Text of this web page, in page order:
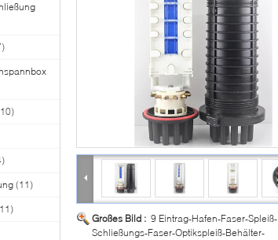
(11)
Großes Bild : 9 Eintrag-Hafen-Faser-Spleiß-
Schließungs-Faser-Optikspleiß-Behälter-